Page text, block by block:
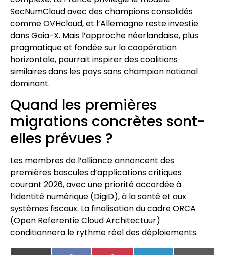
SecNumCloud avec des champions consolidés
comme OVHcloud, et l’Allemagne reste investie
dans Gaia-X. Mais l’approche néerlandaise, plus
pragmatique et fondée sur la coopération
horizontale, pourrait inspirer des coalitions
similaires dans les pays sans champion national
dominant.
Quand les premières
migrations concrètes sont-
elles prévues ?
Les membres de l’alliance annoncent des
premières bascules d’applications critiques
courant 2026, avec une priorité accordée à
l’identité numérique (DigiD), à la santé et aux
systèmes fiscaux. La finalisation du cadre ORCA
(Open Referentie Cloud Architectuur)
conditionnera le rythme réel des déploiements.